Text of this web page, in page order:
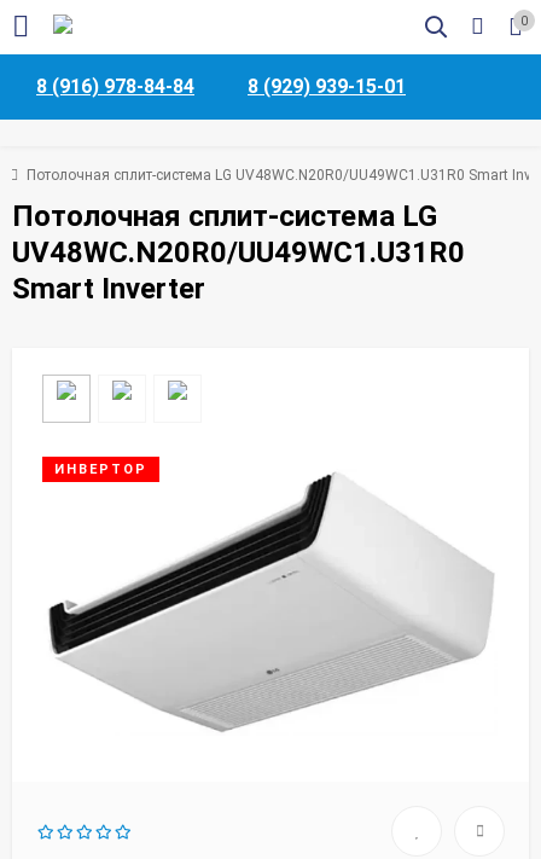
0
8 (916) 978-84-84 8 (929) 939-15-01
Потолочная сплит-система LG UV48WC.N20R0/UU49WC1.U31R0 Smart
Потолочная сплит-система LG
UV48WC.N20R0/UU49WC1.U31R0
Smart Inverter
ИНВЕРТОР